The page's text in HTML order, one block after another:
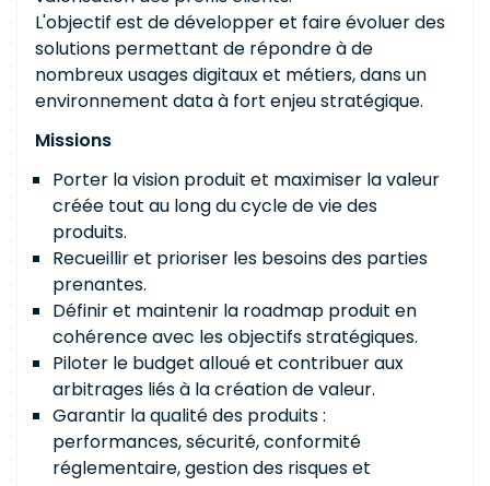
L'objectif est de développer et faire évoluer des
solutions permettant de répondre à de
nombreux usages digitaux et métiers, dans un
environnement data à fort enjeu stratégique.
Missions
Porter la vision produit et maximiser la valeur
créée tout au long du cycle de vie des
produits.
Recueillir et prioriser les besoins des parties
prenantes.
Définir et maintenir la roadmap produit en
cohérence avec les objectifs stratégiques.
Piloter le budget alloué et contribuer aux
arbitrages liés à la création de valeur.
Garantir la qualité des produits :
performances, sécurité, conformité
réglementaire, gestion des risques et